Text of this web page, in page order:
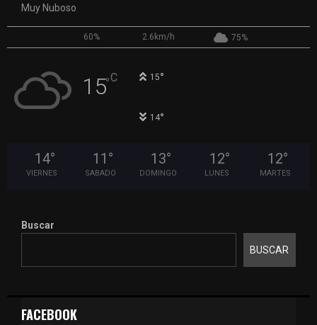
Muy Nuboso
60% 2.6km/h 75%
15°C 15°
14°
14°
VIERNES
11 °
SABADO
13°
DOMINGO
12°
LUNES
12°
MARTES
Buscar
BUSCAR
FACEBOOK